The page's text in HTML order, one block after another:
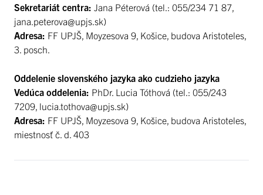
Sekretariát centra: Jana Péterová (tel.: 055/234 71 87,
jana.peterova@upjs.sk)
Adresa: FF UPJŠ, Moyzesova 9, Košice, budova Aristoteles,
3. posch.
Oddelenie slovenského jazyka ako cudzieho jazyka
Vedúca oddelenia: PhDr. Lucia Tóthová (tel.: 055/243
7209, lucia.tothova@upjs.sk)
Adresa: FF UPJŠ, Moyzesova 9, Košice, budova Aristoteles,
miestnosť č. d. 403